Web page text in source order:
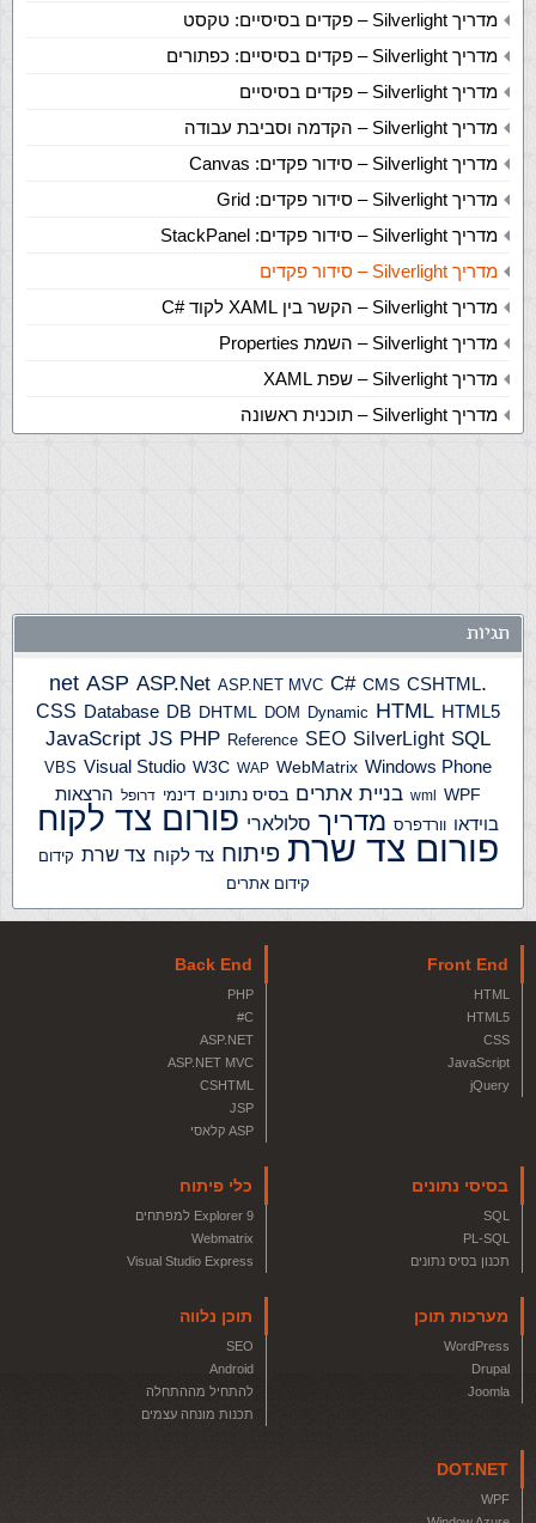
מדריך Silverlight – פקדים בסיסיים: טקסט
מדריך Silverlight – פקדים בסיסיים: כפתורים
מדריך Silverlight – פקדים בסיסיים
מדריך Silverlight – הקדמה וסביבת עבודה
מדריך Silverlight – סידור פקדים: Canvas
מדריך Silverlight – סידור פקדים: Grid
מדריך Silverlight – סידור פקדים: StackPanel
מדריך Silverlight – סידור פקדים
מדריך Silverlight – הקשר בין XAML לקוד #C
מדריך Silverlight – השמת Properties
מדריך Silverlight – שפת XAML
מדריך Silverlight – תוכנית ראשונה
תגיות
.net
ASP ASP.Net ASP.NET MVC C# CMS CSHTML
CSS Database DB DHTML DOM Dynamic HTML HTML5
JavaScript JS PHP Reference SEO SilverLight SQL
VBS Visual Studio W3C WAP WebMatrix Windows Phone
wml WPF בניית אתרים בסיס נתונים דינמי דרופל הרצאות
בוידאו וורדפרס מדריך סלולארי פורום צד לקוח
פורום צד שרת פיתוח צד לקוח צד שרת קידום
קידום אתרים
Front End
HTML
HTML5
CSS
JavaScript
jQuery
Back End
PHP
C#
ASP.NET
ASP.NET MVC
CSHTML
JSP
ASP קלאסי
בסיסי נתונים
SQL
PL-SQL
תכנון בסיס נתונים
כלי פיתוח
Explorer 9 למפתחים
Webmatrix
Visual Studio Express
מערכות תוכן
WordPress
Drupal
Joomla
תוכן נלווה
SEO
Android
להתחיל מההתחלה
תכנות מונחה עצמים
DOT.NET
WPF